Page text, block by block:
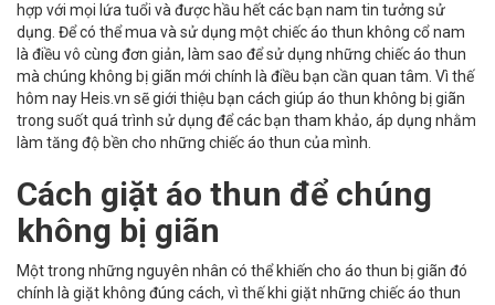
hợp với mọi lứa tuổi và được hầu hết các bạn nam tin tưởng sử
dụng. Để có thể mua và sử dụng một chiếc áo thun không cổ nam
là điều vô cùng đơn giản, làm sao để sử dụng những chiếc áo thun
mà chúng không bị giãn mới chính là điều bạn cần quan tâm. Vì thế
hôm nay Heis.vn sẽ giới thiệu bạn cách giúp áo thun không bị giãn
trong suốt quá trình sử dụng để các bạn tham khảo, áp dụng nhằm
làm tăng độ bền cho những chiếc áo thun của mình.
Cách giặt áo thun để chúng
không bị giãn
Một trong những nguyên nhân có thể khiến cho áo thun bị giãn đó
chính là giặt không đúng cách, vì thế khi giặt những chiếc áo thun